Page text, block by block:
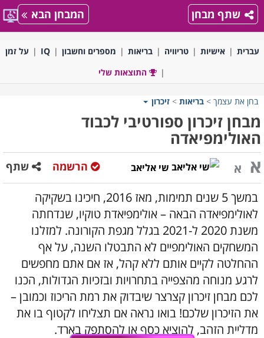
שתף מבחן המבחן הבא
עברית אישיות טריוויה בריאות מספרים וחשבון IQ
על זמן
התוצאות שלי
בחן את עצמך > בריאות > זיכרון
מבחן זיכרון ספורטיבי לכבוד
האולימפיאדה
א א שי אליאב שתף הרשמה
במשך 5 שנים תמימות, מאז 2016, חיכינו בשקיקה
לאולימפיאדה הבאה – אולימפיאדת טוקיו, שנדחתה
משנת 2020 ל-2021 בגלל מגפת הקורונה. למזלנו
המשחקים האולימפיים לא התבטלו השנה, על אף
ההחלטה לקיים אותם ללא קהל, אז אם אתם מחפשים
לרגע מנוחה מהצפייה בתחרויות ובזכיות הגדולות, הכנו
לכם מבחן זיכרון קצרצר שיבדוק את רמת הריכוז וכמובן –
את הזיכרון שלכם! בואו נראה אם תצליחו לקטוף בו את
מדליית הזהב, להוציא כסף או להסתפק בארד.